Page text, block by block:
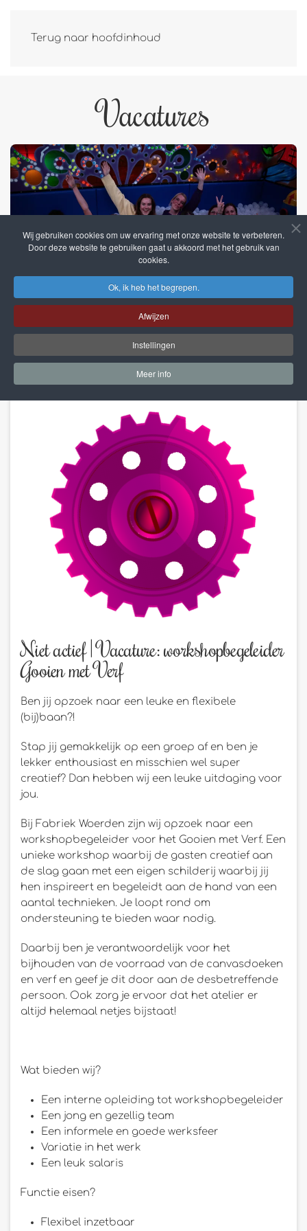
Wij gebruiken cookies om uw ervaring met onze website te verbeteren.
Door deze website te gebruiken gaat u akkoord met het gebruik van
cookies.
Ok, ik heb het begrepen.
Afwijzen
Instellingen
Meer info
Terug naar hoofdinhoud
Vacatures
Niet actief | Vacature: workshopbegeleider
Gooien met Verf
Ben jij opzoek naar een leuke en flexibele
(bij)baan?!
Stap jij gemakkelijk op een groep af en ben je
lekker enthousiast en misschien wel super
creatief? Dan hebben wij een leuke uitdaging voor
jou.
Bij Fabriek Woerden zijn wij opzoek naar een
workshopbegeleider voor het Gooien met Verf. Een
unieke workshop waarbij de gasten creatief aan
de slag gaan met een eigen schilderij waarbij jij
hen inspireert en begeleidt aan de hand van een
aantal technieken. Je loopt rond om
ondersteuning te bieden waar nodig.
Daarbij ben je verantwoordelijk voor het
bijhouden van de voorraad van de canvasdoeken
en verf en geef je dit door aan de desbetreffende
persoon. Ook zorg je ervoor dat het atelier er
altijd helemaal netjes bijstaat!
Wat bieden wij?
Een interne opleiding tot workshopbegeleider
Een jong en gezellig team
Een informele en goede werksfeer
Variatie in het werk
Een leuk salaris
Functie eisen?
Flexibel inzetbaar